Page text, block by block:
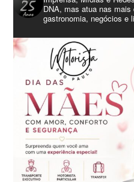
DNA, mas atua nas
gastronomia, negócios e